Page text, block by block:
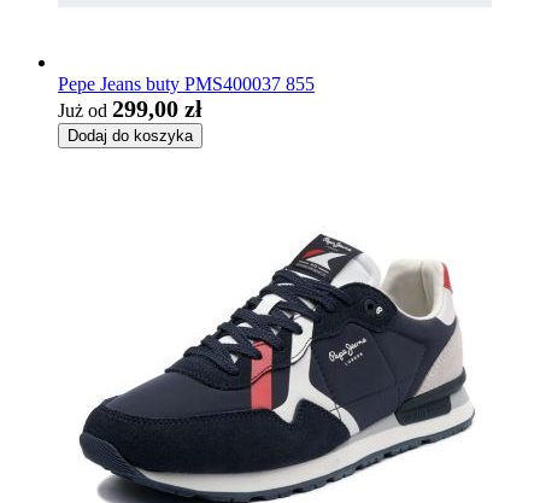
Pepe Jeans buty PMS400037 855
Już od 299,00 zł
Dodaj do koszyka